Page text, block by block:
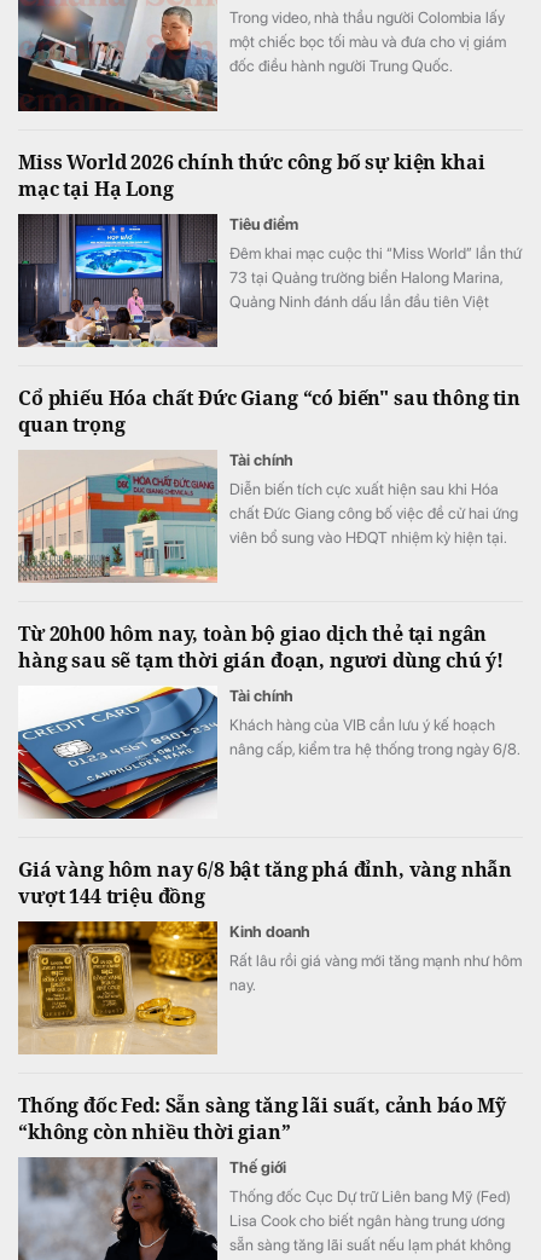
Trong video, nhà thầu người Colombia lấy
một chiếc bọc tối màu và đưa cho vị giám
đốc điều hành người Trung Quốc.
Miss World 2026 chính thức công bố sự kiện khai
mạc tại Hạ Long
Tiêu điểm
Đêm khai mạc cuộc thi “Miss World” lần thứ
73 tại Quảng trường biển Halong Marina,
Quảng Ninh đánh dấu lần đầu tiên Việt
cơ hội để tỉnh Quảng Ninh giới thiệu đến
hiện đại và năng động, một điểm đến di sản
giàu bản sắc văn hóa.
Cổ phiếu Hóa chất Đức Giang “có biến" sau thông tin
quan trọng
Tài chính
Diễn biến tích cực xuất hiện sau khi Hóa
chất Đức Giang công bố việc đề cử hai ứng
viên bổ sung vào HĐQT nhiệm kỳ hiện tại.
Từ 20h00 hôm nay, toàn bộ giao dịch thẻ tại ngân
hàng sau sẽ tạm thời gián đoạn, ngươi dùng chú ý!
Tài chính
Khách hàng của VIB cần lưu ý kế hoạch
nâng cấp, kiểm tra hệ thống trong ngày 6/8.
Giá vàng hôm nay 6/8 bật tăng phá đỉnh, vàng nhẫn
vượt 144 triệu đồng
Kinh doanh
Rất lâu rồi giá vàng mới tăng mạnh như hôm
nay.
Thống đốc Fed: Sẵn sàng tăng lãi suất, cảnh báo Mỹ
“không còn nhiều thời gian”
Thế giới
Thống đốc Cục Dự trữ Liên bang Mỹ (Fed)
Lisa Cook cho biết ngân hàng trung ương
sẵn sàng tăng lãi suất nếu lạm phát không